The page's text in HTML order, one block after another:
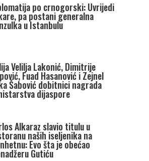
po crnogorski: Uvrijedi
pa postani generalna
u Istanbulu
Velilja Lakonić, Dimitrije
Fuad Hasanović i Zejnel
Šabović dobitnici nagrada
dijaspore
Alkaraz slavio titulu u
naših iseljenika na
Evo šta je obećao
Gutiću